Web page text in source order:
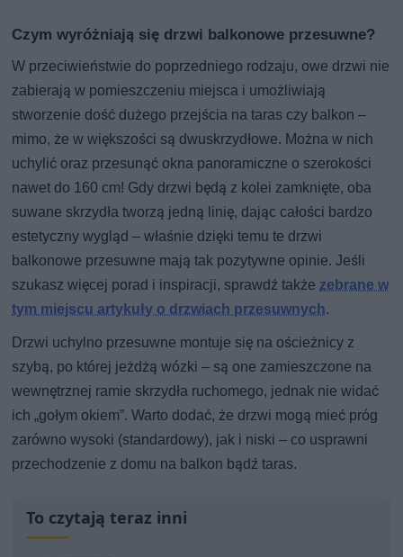
Czym wyróżniają się drzwi balkonowe przesuwne?
W przeciwieństwie do poprzedniego rodzaju, owe drzwi nie
zabierają w pomieszczeniu miejsca i umożliwiają
stworzenie dość dużego przejścia na taras czy balkon –
mimo, że w większości są dwuskrzydłowe. Można w nich
uchylić oraz przesunąć okna panoramiczne o szerokości
nawet do 160 cm! Gdy drzwi będą z kolei zamknięte, oba
suwane skrzydła tworzą jedną linię, dając całości bardzo
estetyczny wygląd – właśnie dzięki temu te drzwi
balkonowe przesuwne mają tak pozytywne opinie. Jeśli
szukasz więcej porad i inspiracji, sprawdź także zebrane w
tym miejscu artykuły o drzwiach przesuwnych.
Drzwi uchylno przesuwne montuje się na ościeżnicy z
szybą, po której jeżdżą wózki – są one zamieszczone na
wewnętrznej ramie skrzydła ruchomego, jednak nie widać
ich „gołym okiem”. Warto dodać, że drzwi mogą mieć próg
zarówno wysoki (standardowy), jak i niski – co usprawni
przechodzenie z domu na balkon bądź taras.
To czytają teraz inni